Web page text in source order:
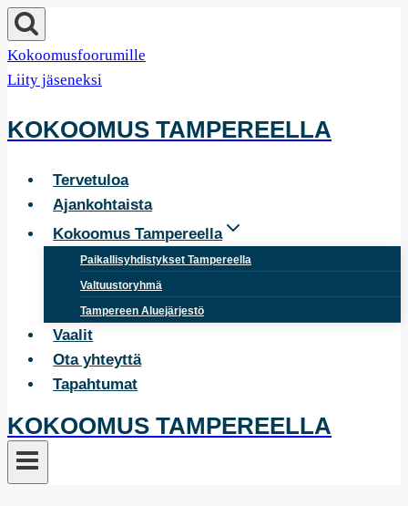
Siirry
sisältöön
Kokoomusfoorumille
Liity jäseneksi
KOKOOMUS TAMPEREELLA
Tervetuloa
Ajankohtaista
Kokoomus Tampereella
Paikallisyhdistykset Tampereella
Valtuustoryhmä
Tampereen Aluejärjestö
Vaalit
Ota yhteyttä
Tapahtumat
KOKOOMUS TAMPEREELLA